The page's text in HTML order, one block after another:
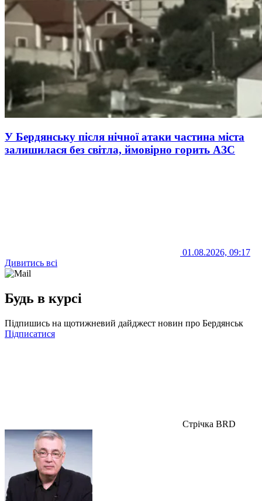
У Бердянську після нічної атаки частина міста
залишилася без світла, ймовірно горить АЗС
01.08.2026, 09:17
Дивитись всі
Будь в курсі
Підпишись на щотижневий дайджест новин про Бердянськ
Підписатися
Стрічка BRD